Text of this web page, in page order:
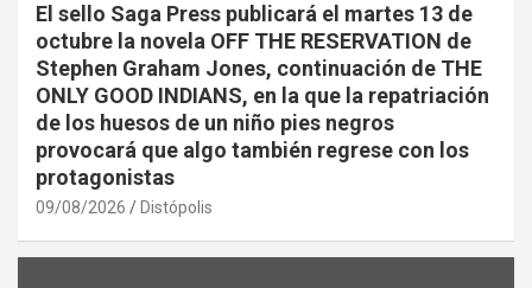
El sello Saga Press publicará el martes 13 de
octubre la novela OFF THE RESERVATION de
Stephen Graham Jones, continuación de THE
ONLY GOOD INDIANS, en la que la repatriación
de los huesos de un niño pies negros
provocará que algo también regrese con los
protagonistas
09/08/2026 Distópolis